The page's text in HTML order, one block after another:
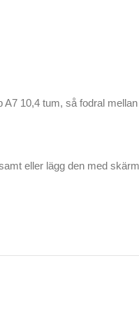
10,4 tum, så fodral
eller lägg den med